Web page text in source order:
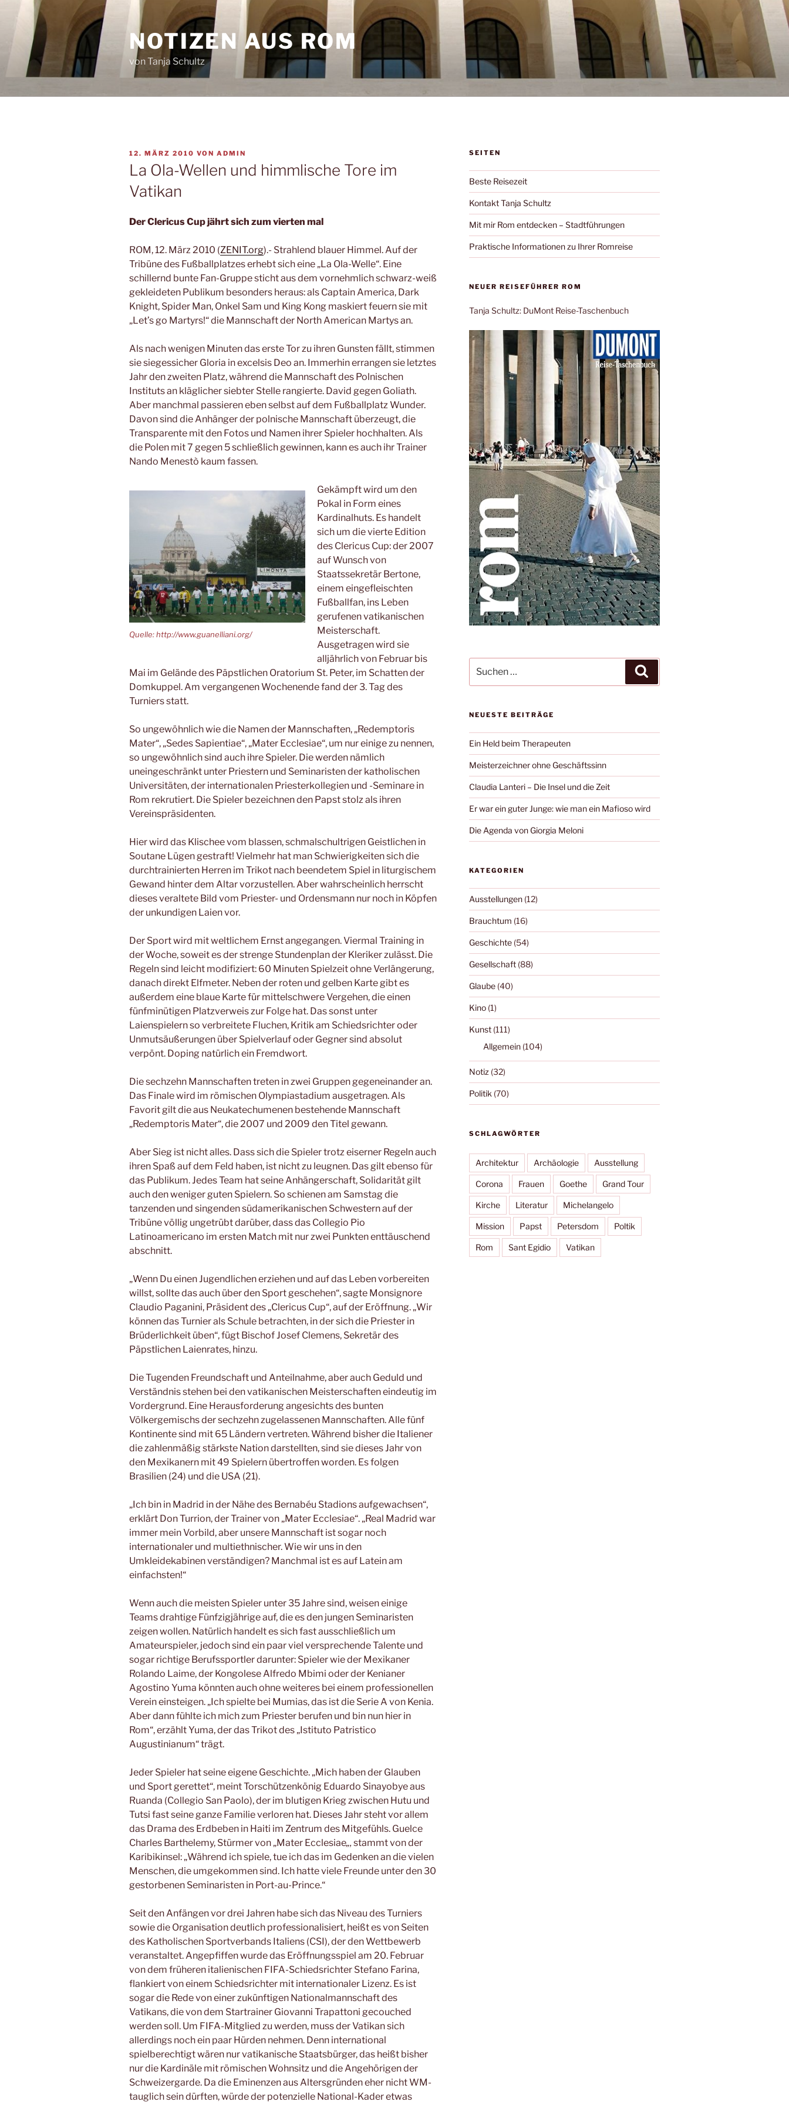
springen
NOTIZEN AUS ROM
von Tanja Schultz
VERÖFFENTLICHT
AM
12. MÄRZ 2010 VON ADMIN
La Ola-Wellen und himmlische Tore im
Vatikan
Der Clericus Cup jährt sich zum vierten mal
ROM, 12. März 2010 (ZENIT.org).- Strahlend blauer Himmel. Auf der
Tribüne des Fußballplatzes erhebt sich eine „La Ola-Welle“. Eine
schillernd bunte Fan-Gruppe sticht aus dem vornehmlich schwarz-weiß
gekleideten Publikum besonders heraus: als Captain America, Dark
Knight, Spider Man, Onkel Sam und King Kong maskiert feuern sie mit
„Let’s go Martyrs!“ die Mannschaft der North American Martys an.
Als nach wenigen Minuten das erste Tor zu ihren Gunsten fällt, stimmen
sie siegessicher Gloria in excelsis Deo an. Immerhin errangen sie letztes
Jahr den zweiten Platz, während die Mannschaft des Polnischen
Instituts an kläglicher siebter Stelle rangierte. David gegen Goliath.
Aber manchmal passieren eben selbst auf dem Fußballplatz Wunder.
Davon sind die Anhänger der polnische Mannschaft überzeugt, die
Transparente mit den Fotos und Namen ihrer Spieler hochhalten. Als
die Polen mit 7 gegen 5 schließlich gewinnen, kann es auch ihr Trainer
Nando Menestò kaum fassen.
Quelle: http://www.guanelliani.org/
Gekämpft wird um den
Pokal in Form eines
Kardinalhuts. Es handelt
sich um die vierte Edition
des Clericus Cup: der 2007
auf Wunsch von
Staatssekretär Bertone,
einem eingefleischten
Fußballfan, ins Leben
gerufenen vatikanischen
Meisterschaft.
Ausgetragen wird sie
alljährlich von Februar bis
Mai im Gelände des Päpstlichen Oratorium St. Peter, im Schatten der
Domkuppel. Am vergangenen Wochenende fand der 3. Tag des
Turniers statt.
So ungewöhnlich wie die Namen der Mannschaften, „Redemptoris
Mater“, „Sedes Sapientiae“, „Mater Ecclesiae“, um nur einige zu nennen,
so ungewöhnlich sind auch ihre Spieler. Die werden nämlich
uneingeschränkt unter Priestern und Seminaristen der katholischen
Universitäten, der internationalen Priesterkollegien und -Seminare in
Rom rekrutiert. Die Spieler bezeichnen den Papst stolz als ihren
Vereinspräsidenten.
Hier wird das Klischee vom blassen, schmalschultrigen Geistlichen in
Soutane Lügen gestraft! Vielmehr hat man Schwierigkeiten sich die
durchtrainierten Herren im Trikot nach beendetem Spiel in liturgischem
Gewand hinter dem Altar vorzustellen. Aber wahrscheinlich herrscht
dieses veraltete Bild vom Priester- und Ordensmann nur noch in Köpfen
der unkundigen Laien vor.
Der Sport wird mit weltlichem Ernst angegangen. Viermal Training in
der Woche, soweit es der strenge Stundenplan der Kleriker zulässt. Die
Regeln sind leicht modifiziert: 60 Minuten Spielzeit ohne Verlängerung,
danach direkt Elfmeter. Neben der roten und gelben Karte gibt es
außerdem eine blaue Karte für mittelschwere Vergehen, die einen
fünfminütigen Platzverweis zur Folge hat. Das sonst unter
Laienspielern so verbreitete Fluchen, Kritik am Schiedsrichter oder
Unmutsäußerungen über Spielverlauf oder Gegner sind absolut
verpönt. Doping natürlich ein Fremdwort.
Die sechzehn Mannschaften treten in zwei Gruppen gegeneinander an.
Das Finale wird im römischen Olympiastadium ausgetragen. Als
Favorit gilt die aus Neukatechumenen bestehende Mannschaft
„Redemptoris Mater“, die 2007 und 2009 den Titel gewann.
Aber Sieg ist nicht alles. Dass sich die Spieler trotz eiserner Regeln auch
ihren Spaß auf dem Feld haben, ist nicht zu leugnen. Das gilt ebenso für
das Publikum. Jedes Team hat seine Anhängerschaft, Solidarität gilt
auch den weniger guten Spielern. So schienen am Samstag die
tanzenden und singenden südamerikanischen Schwestern auf der
Tribüne völlig ungetrübt darüber, dass das Collegio Pio
Latinoamericano im ersten Match mit nur zwei Punkten enttäuschend
abschnitt.
„Wenn Du einen Jugendlichen erziehen und auf das Leben vorbereiten
willst, sollte das auch über den Sport geschehen“, sagte Monsignore
Claudio Paganini, Präsident des „Clericus Cup“, auf der Eröffnung. „Wir
können das Turnier als Schule betrachten, in der sich die Priester in
Brüderlichkeit üben“, fügt Bischof Josef Clemens, Sekretär des
Päpstlichen Laienrates, hinzu.
Die Tugenden Freundschaft und Anteilnahme, aber auch Geduld und
Verständnis stehen bei den vatikanischen Meisterschaften eindeutig im
Vordergrund. Eine Herausforderung angesichts des bunten
Völkergemischs der sechzehn zugelassenen Mannschaften. Alle fünf
Kontinente sind mit 65 Ländern vertreten. Während bisher die Italiener
die zahlenmäßig stärkste Nation darstellten, sind sie dieses Jahr von
den Mexikanern mit 49 Spielern übertroffen worden. Es folgen
Brasilien (24) und die USA (21).
„Ich bin in Madrid in der Nähe des Bernabéu Stadions aufgewachsen“,
erklärt Don Turrion, der Trainer von „Mater Ecclesiae“. „Real Madrid war
immer mein Vorbild, aber unsere Mannschaft ist sogar noch
internationaler und multiethnischer. Wie wir uns in den
Umkleidekabinen verständigen? Manchmal ist es auf Latein am
einfachsten!“
Wenn auch die meisten Spieler unter 35 Jahre sind, weisen einige
Teams drahtige Fünfzigjährige auf, die es den jungen Seminaristen
zeigen wollen. Natürlich handelt es sich fast ausschließlich um
Amateurspieler, jedoch sind ein paar viel versprechende Talente und
sogar richtige Berufssportler darunter: Spieler wie der Mexikaner
Rolando Laime, der Kongolese Alfredo Mbimi oder der Kenianer
Agostino Yuma könnten auch ohne weiteres bei einem professionellen
Verein einsteigen. „Ich spielte bei Mumias, das ist die Serie A von Kenia.
Aber dann fühlte ich mich zum Priester berufen und bin nun hier in
Rom“, erzählt Yuma, der das Trikot des „Istituto Patristico
Augustinianum“ trägt.
Jeder Spieler hat seine eigene Geschichte. „Mich haben der Glauben
und Sport gerettet“, meint Torschützenkönig Eduardo Sinayobye aus
Ruanda (Collegio San Paolo), der im blutigen Krieg zwischen Hutu und
Tutsi fast seine ganze Familie verloren hat. Dieses Jahr steht vor allem
das Drama des Erdbeben in Haiti im Zentrum des Mitgefühls. Guelce
Charles Barthelemy, Stürmer von „Mater Ecclesiae„, stammt von der
Karibikinsel: „Während ich spiele, tue ich das im Gedenken an die vielen
Menschen, die umgekommen sind. Ich hatte viele Freunde unter den 30
gestorbenen Seminaristen in Port-au-Prince.“
Seit den Anfängen vor drei Jahren habe sich das Niveau des Turniers
sowie die Organisation deutlich professionalisiert, heißt es von Seiten
des Katholischen Sportverbands Italiens (CSI), der den Wettbewerb
veranstaltet. Angepfiffen wurde das Eröffnungsspiel am 20. Februar
von dem früheren italienischen FIFA-Schiedsrichter Stefano Farina,
flankiert von einem Schiedsrichter mit internationaler Lizenz. Es ist
sogar die Rede von einer zukünftigen Nationalmannschaft des
Vatikans, die von dem Startrainer Giovanni Trapattoni gecouched
werden soll. Um FIFA-Mitglied zu werden, muss der Vatikan sich
allerdings noch ein paar Hürden nehmen. Denn international
spielberechtigt wären nur vatikanische Staatsbürger, das heißt bisher
nur die Kardinäle mit römischen Wohnsitz und die Angehörigen der
Schweizergarde. Da die Eminenzen aus Altersgründen eher nicht WM-
tauglich sein dürften, würde der potenzielle National-Kader etwas
SEITEN
Beste Reisezeit
Kontakt Tanja Schultz
Mit mir Rom entdecken – Stadtführungen
Praktische Informationen zu Ihrer Romreise
NEUER REISEFÜHRER ROM
Tanja Schultz: DuMont Reise-Taschenbuch
nach:
NEUESTE BEITRÄGE
Ein Held beim Therapeuten
Meisterzeichner ohne Geschäftssinn
Claudia Lanteri – Die Insel und die Zeit
Er war ein guter Junge: wie man ein Mafioso wird
Die Agenda von Giorgia Meloni
KATEGORIEN
Ausstellungen(12)
Brauchtum (16)
Geschichte(54)
Gesellschaft(88)
Glaube(40)
Kino(1)
Kunst(111)
Allgemein(104)
Notiz (32)
Politik (70)
SCHLAGWÖRTER
Architektur Archäologie Ausstellung
Corona Frauen Goethe Grand Tour
Kirche Literatur Michelangelo
Mission Papst Petersdom Poltik
Rom Sant Egidio Vatikan